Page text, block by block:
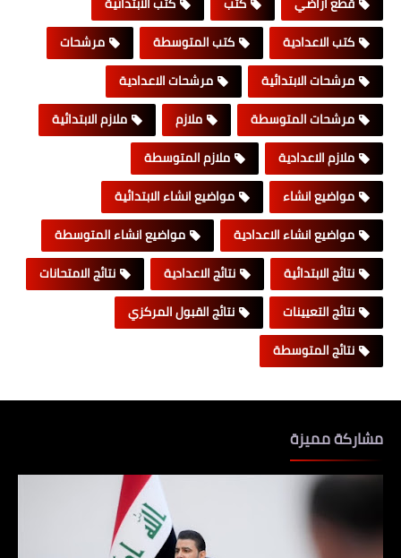
كتب الاعدادية
كتب المتوسطة
مرشحات
مرشحات الابتدائية
مرشحات الاعدادية
مرشحات المتوسطة
ملازم
ملازم الابتدائية
ملازم الاعدادية
ملازم المتوسطة
مواضيع انشاء
مواضيع انشاء الابتدائية
مواضيع انشاء الاعدادية
مواضيع انشاء المتوسطة
نتائج الابتدائية
نتائج الاعدادية
نتائج الامتحانات
نتائج التعيينات
نتائج القبول المركزي
نتائج المتوسطة
مشاركة مميزة